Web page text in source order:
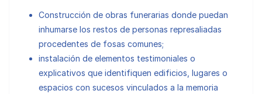
Construcción de obras funerarias donde puedan
inhumarse los restos de personas represaliadas
procedentes de fosas comunes;
instalación de elementos testimoniales o
explicativos que identifiquen edificios, lugares o
espacios con sucesos vinculados a la memoria